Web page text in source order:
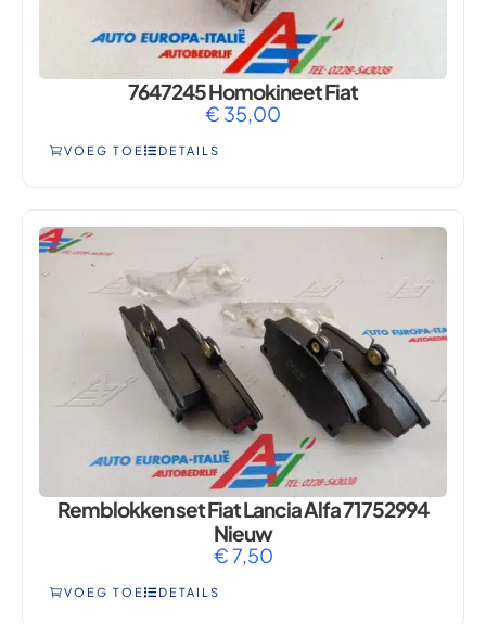
7647245 Homokineet Fiat
€ 35,00
VOEG TOE DETAILS
Remblokken set Fiat Lancia Alfa 71752994
Nieuw
€7,50
VOEG TOE DETAILS